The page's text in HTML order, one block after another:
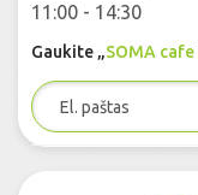
11:00 - 14:30
Gaukite „SOMA cafe